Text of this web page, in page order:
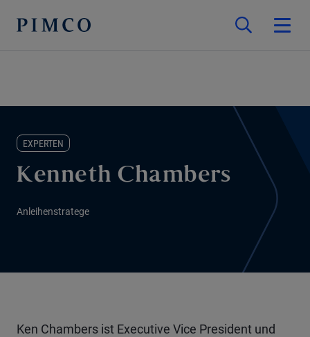
EXPERTEN
Kenneth Chambers
Anleihenstratege
Ken Chambers ist Executive Vice President und